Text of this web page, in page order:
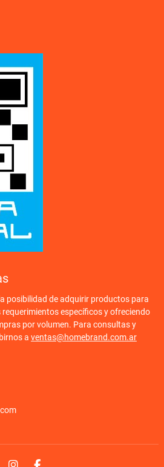
posibilidad de adquirir productos para
específicos y ofreciendo
por volumen. Para consultas y
a ventas@homebrand.com.ar
Instagram
Facebook